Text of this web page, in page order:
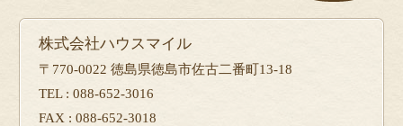
株式会社ハウスマイル
〒770-0022 徳島県徳島市佐古二番町13-18
TEL : 088-652-3016
FAX : 088-652-3018